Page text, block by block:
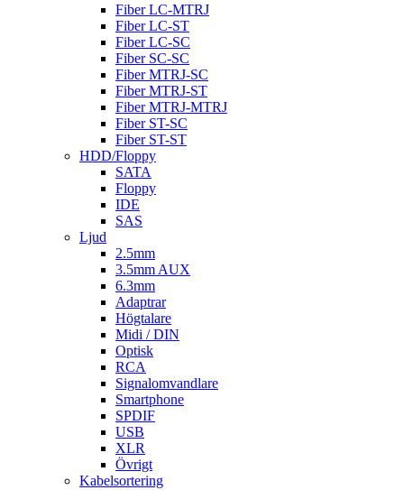
Fiber LC-MTRJ
Fiber LC-ST
Fiber LC-SC
Fiber SC-SC
Fiber MTRJ-SC
Fiber MTRJ-ST
Fiber MTRJ-MTRJ
Fiber ST-SC
Fiber ST-ST
HDD/Floppy
SATA
Floppy
IDE
SAS
Ljud
2.5mm
3.5mm AUX
6.3mm
Adaptrar
Högtalare
Midi / DIN
Optisk
RCA
Signalomvandlare
Smartphone
SPDIF
USB
XLR
Övrigt
Kabelsortering